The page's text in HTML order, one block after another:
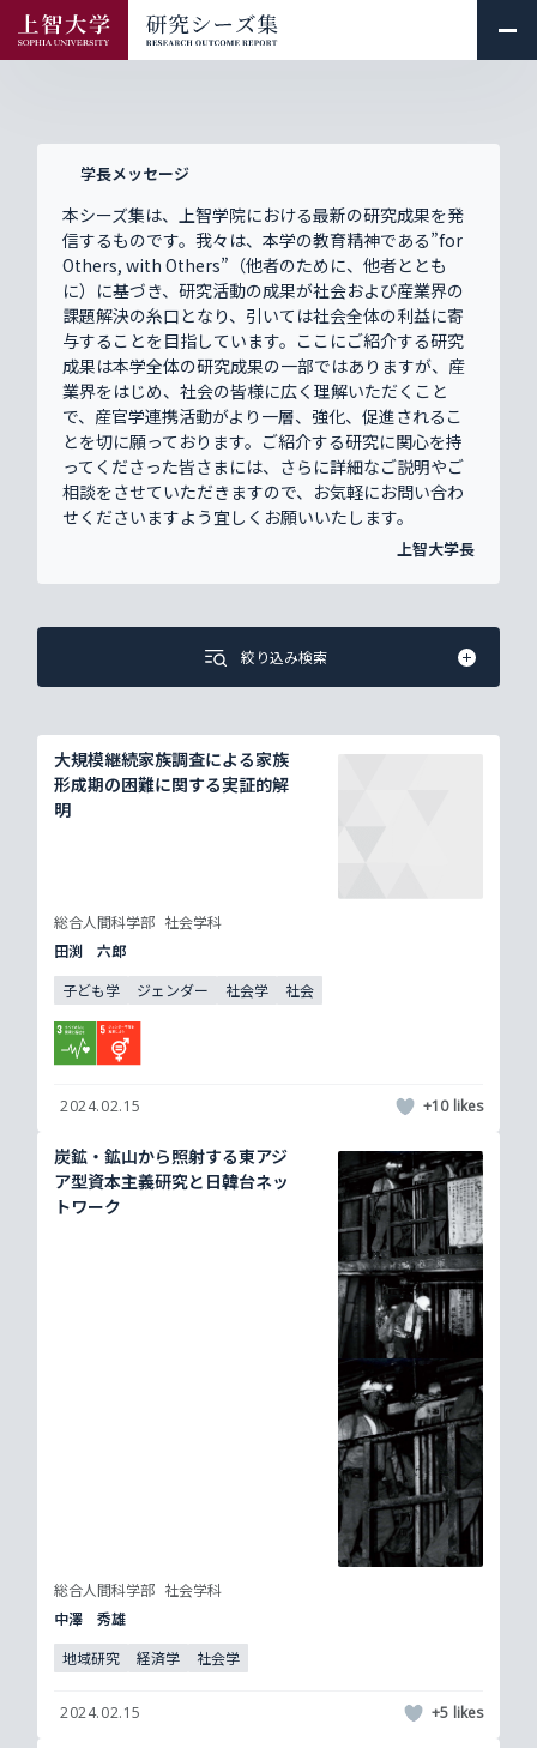
学長メッセージ
本シーズ集は、上智学院における最新の研究成果を発
信するものです。我々は、本学の教育精神である”for
Others, with Others”（他者のために、他者ととも
に）に基づき、研究活動の成果が社会および産業界の
課題解決の糸口となり、引いては社会全体の利益に寄
与することを目指しています。ここにご紹介する研究
成果は本学全体の研究成果の一部ではありますが、産
業界をはじめ、社会の皆様に広く理解いただくこと
で、産官学連携活動がより一層、強化、促進されるこ
とを切に願っております。ご紹介する研究に関心を持
ってくださった皆さまには、さらに詳細なご説明やご
相談をさせていただきますので、お気軽にお問い合わ
せくださいますよう宜しくお願いいたします。
上智大学長
絞り込み検索
大規模継続家族調査による家族
形成期の困難に関する実証的解
明
総合人間科学部 社会学科
田渕 六郎
子ども学
ジェンダー 社会学 社会
2024.02.15 +10
炭鉱・鉱山から照射する東アジ
ア型資本主義研究と日韓台ネッ
トワーク
総合人間科学部 社会学科
中澤 秀雄
地域研究
経済学 社会学
2024.02.15 +5